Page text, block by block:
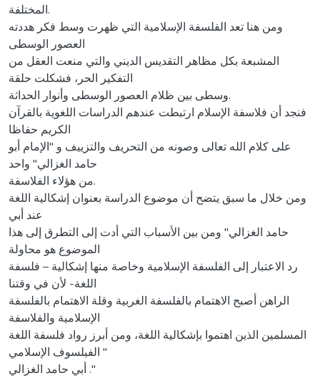
المختلفة.
ومن هنا تعد الفلسفة الإسلامية التي ظهرت وسط فكر هددته
العصور الوسطى
المشبعة بكل مظاهر التقديس الديني والتي منعت العقل من
التفكير الحر، فشكلت حلقة
وسطى بين ظلام العصور الوسطى وأنوار الحداثة.
فنجد أن فلاسفة الإسلام ارتبطت عندهم الدراسات اللغوية بالقرآن
الكريم حفاظا
على كلام الله تعالى وصونه من التحريف والتزييف و "الإمام أبو
حامد الغزالي" واحد
من هؤلاء الفلاسفة.
ومن خلال ما سبق يتضح أن موضوع الدراسة بعنوان إشكالية اللغة
عند أبي
حامد الغزالي" ومن بين الأسباب التي أدت إلى التطرق إلى هذا
الموضوع هو محاولة
رد الاعتبار إلى الفلسفة الإسلامية وخاصة منها إشكالية – فلسفة
اللغة- لأن في وقتنا
الراهن أصبح الاهتمام بالفلسفة الغربية وقلة الاهتمام بالفلسفة
الإسلامية والفلاسفة
المسلمين الذين اهتموا بإشكالية اللغة، ومن أبرز رواد فلسفة اللغة
الفيلسوف الإسلامي "
أبي حامد الغزالي ."